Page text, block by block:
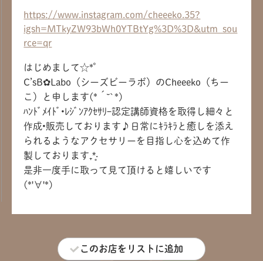
https://www.instagram.com/cheeeko.35?
igsh=MTkyZW93bWh0YTBtYg%3D%3D&utm_sou
rce=qr
はじめまして☆*ﾟ
C’sB✿︎Labo（シーズビーラボ）のCheeeko（ちー
こ）と申します(*´˘`*)
ﾊﾝﾄﾞﾒｲﾄﾞ•ﾚｼﾞﾝｱｸｾｻﾘｰ認定講師資格を取得し細々と
作成•販売しております♪日常にｷﾗｷﾗと癒しを添え
られるようなアクセサリーを目指し心を込めて作
製しております₊*̥‧
是非一度手に取って見て頂けると嬉しいです
(*'∀'*)
このお店をリストに追加